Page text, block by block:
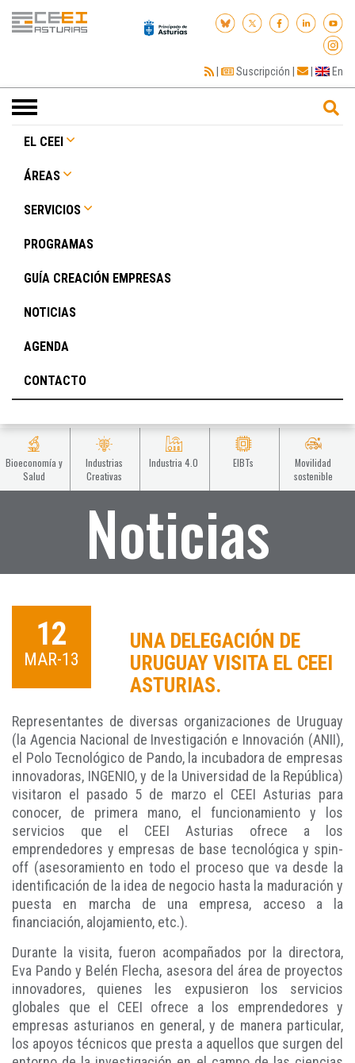
| Suscripción | | En
Toggle
navigation
EL CEEI
ÁREAS
SERVICIOS
PROGRAMAS
GUÍA CREACIÓN EMPRESAS
NOTICIAS
AGENDA
CONTACTO
Bioeconomía y
Salud
Industrias
Creativas
Industria 4.0 EIBTs
Movilidad
sostenible
Noticias
12
MAR-13
UNA DELEGACIÓN DE
URUGUAY VISITA EL CEEI
ASTURIAS.
Representantes de diversas organizaciones de Uruguay
(la Agencia Nacional de Investigación e Innovación (ANII),
el Polo Tecnológico de Pando, la incubadora de empresas
innovadoras, INGENIO, y de la Universidad de la República)
visitaron el pasado 5 de marzo el CEEI Asturias para
conocer, de primera mano, el funcionamiento y los
servicios que el CEEI Asturias ofrece a los
emprendedores y empresas de base tecnológica y spin-
off (asesoramiento en todo el proceso que va desde la
identificación de la idea de negocio hasta la maduración y
puesta en marcha de una empresa, acceso a la
financiación, alojamiento, etc.).
Durante la visita, fueron acompañados por la directora,
Eva Pando y Belén Flecha, asesora del área de proyectos
innovadores, quienes les expusieron los servicios
globales que el CEEI ofrece a los emprendedores y
empresas asturianos en general, y de manera particular,
los apoyos técnicos que presta a aquellos que surgen del